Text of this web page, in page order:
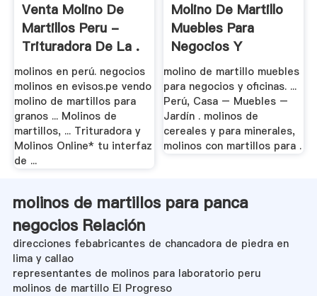
Venta Molino De
Martillos Peru -
Trituradora De La .
molinos en perú. negocios
molinos en evisos.pe vendo
molino de martillos para
granos ... Molinos de
martillos, ... Trituradora y
Molinos Online* tu interfaz
de ...
Molino De Martillo
Muebles Para
Negocios Y
Oficinas
molino de martillo muebles
para negocios y oficinas. ...
Perú, Casa – Muebles –
Jardín . molinos de
cereales y para minerales,
molinos con martillos para .
molinos de martillos para panca
negocios Relación
direcciones febabricantes de chancadora de piedra en
lima y callao
representantes de molinos para laboratorio peru
molinos de martillo El Progreso